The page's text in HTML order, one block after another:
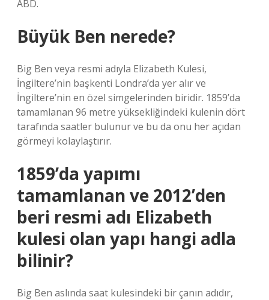
ABD.
Büyük Ben nerede?
Big Ben veya resmi adıyla Elizabeth Kulesi,
İngiltere’nin başkenti Londra’da yer alır ve
İngiltere’nin en özel simgelerinden biridir. 1859’da
tamamlanan 96 metre yüksekliğindeki kulenin dört
tarafında saatler bulunur ve bu da onu her açıdan
görmeyi kolaylaştırır.
1859’da yapımı
tamamlanan ve 2012’den
beri resmi adı Elizabeth
kulesi olan yapı hangi adla
bilinir?
Big Ben aslında saat kulesindeki bir çanın adıdır,